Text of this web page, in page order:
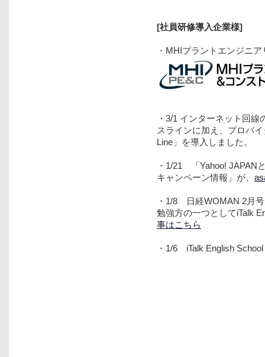
[社員研修導入企業様]
・MHIプラントエンジニ
・3/1 インターネット回
スラインに加え、プロバ
Line」を導入しました。
・1/21 「Yahoo! JAPAN
キャンペーン情報」が、
・1/8 日経WOMAN 2月
勉強方の一つとしてiTalk
事はこちら
・1/6 iTalk English